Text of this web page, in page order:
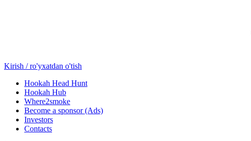
Kirish / ro'yxatdan o'tish
Hookah Head Hunt
Hookah Hub
Where2smoke
Become a sponsor (Ads)
Investors
Contacts